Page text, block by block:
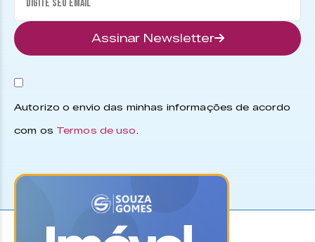
Assinar Newsletter
Autorizo o envio das minhas informações de acordo
com os Termos de uso